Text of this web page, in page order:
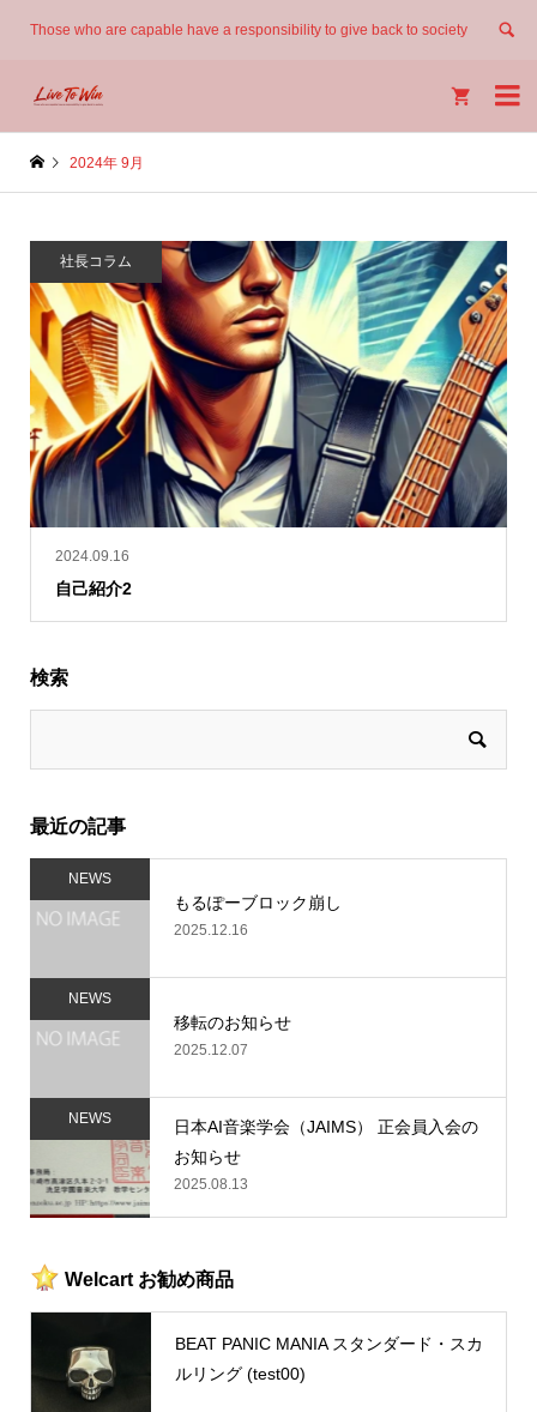
Those who are capable have a responsibility to give back to society


2024年 9月
2024.09.16
自己紹介2
社長コラム
検索
最近の記事
もるぽーブロック崩し
2025.12.16
NEWS
移転のお知らせ
2025.12.07
NEWS
日本AI音楽学会（JAIMS） 正会員入会の
お知らせ
2025.08.13
NEWS
Welcart お勧め商品
BEAT PANIC MANIA スタンダード・スカ
ルリング (test00)